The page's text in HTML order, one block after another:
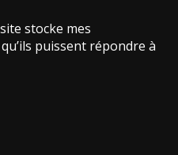
stocke mes
puissent répondre à